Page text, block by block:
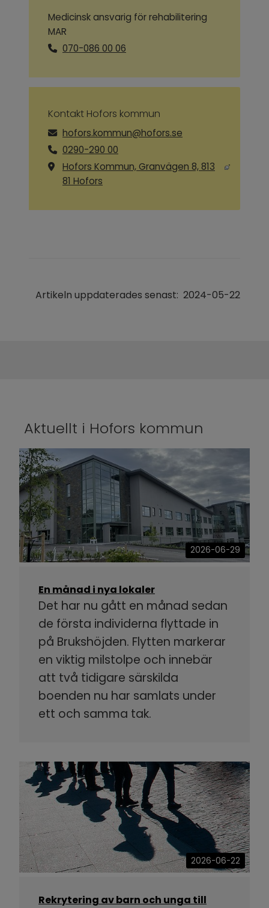
Medicinsk ansvarig för rehabilitering
MAR
070-086 00 06
Kontakt Hofors kommun
hofors.kommun@hofors.se
0290-290 00
Hofors Kommun, Granvägen 8, 813
81 Hofors
Artikeln uppdaterades senast: 2024-05-22
Aktuellt i Hofors kommun
2026-06-29
En månad i nya lokaler
Det har nu gått en månad sedan
de första individerna flyttade in
på Brukshöjden. Flytten markerar
en viktig milstolpe och innebär
att två tidigare särskilda
boenden nu har samlats under
ett och samma tak.
2026-06-22
Rekrytering av barn och unga till